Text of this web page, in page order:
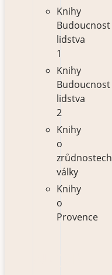
Knihy
Budoucnost
lidstva
1
Knihy
Budoucnost
lidstva
2
Knihy
o
zrůdnostech
války
Knihy
o
Provence